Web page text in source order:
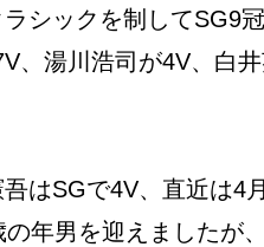
シックを制してSG9
、湯川浩司が4V、白
はSGで4V、直近は4
の年男を迎えましたが